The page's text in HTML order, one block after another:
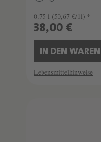
0.75 l (50,67 €/1l) *
38,00 €
IN DEN
Lebensmittelhinweise